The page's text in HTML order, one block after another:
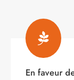

En faveur